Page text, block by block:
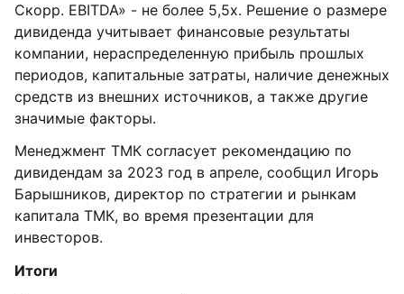
Скорр. EBITDA» - не более 5,5х. Решение о размере
дивиденда учитывает финансовые результаты
компании, нераспределенную прибыль прошлых
периодов, капитальные затраты, наличие денежных
средств из внешних источников, а также другие
значимые факторы.
Менеджмент ТМК согласует рекомендацию по
дивидендам за 2023 год в апреле, сообщил Игорь
Барышников, директор по стратегии и рынкам
капитала ТМК, во время презентации для
инвесторов.
Итоги